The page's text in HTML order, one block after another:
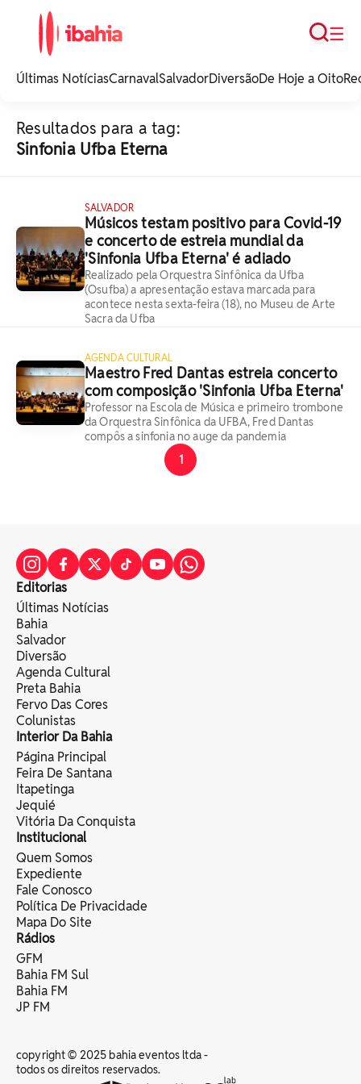
noticias e
☰
Busca
Últimas NotíciasCarnavalSalvadorDiversãoDe Hoje a Oito
Resultados para a tag:
Sinfonia Ufba Eterna
SALVADOR
Músicos testam positivo para Covid-19
e concerto de estreia mundial da
'Sinfonia Ufba Eterna' é adiado
Realizado pela Orquestra Sinfônica da Ufba
(Osufba) a apresentação estava marcada para
acontece nesta sexta-feira (18), no Museu de Arte
Sacra da Ufba
AGENDA CULTURAL
Maestro Fred Dantas estreia concerto
com composição 'Sinfonia Ufba Eterna'
Professor na Escola de Música e primeiro trombone
da Orquestra Sinfônica da UFBA, Fred Dantas
compôs a sinfonia no auge da pandemia
1
Editorias
Últimas Notícias
Bahia
Salvador
Diversão
Agenda Cultural
Preta Bahia
Fervo Das Cores
Colunistas
Interior Da Bahia
Página Principal
Feira De Santana
Itapetinga
Jequié
Vitória Da Conquista
Institucional
Quem Somos
Expediente
Fale Conosco
Política De Privacidade
Mapa Do Site
Rádios
GFM
Bahia FM Sul
Bahia FM
JP FM
copyright © 2025 bahia eventos ltda -
todos os direitos reservados.